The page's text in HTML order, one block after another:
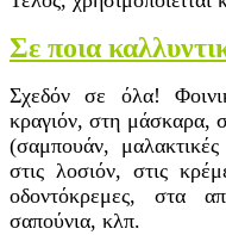
Σε ποια
Σχεδόν σε όλα!
κραγιόν, στη μάσκαρα,
(σαμπουάν,
στις λοσιόν, στις
οδοντόκρεμες, στα
σαπούνια, κλπ.